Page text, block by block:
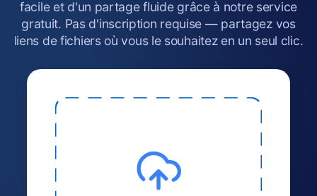
facile et d'un partage fluide grâce à notre service
gratuit. Pas d'inscription requise — partagez vos
liens de fichiers où vous le souhaitez en un seul clic.